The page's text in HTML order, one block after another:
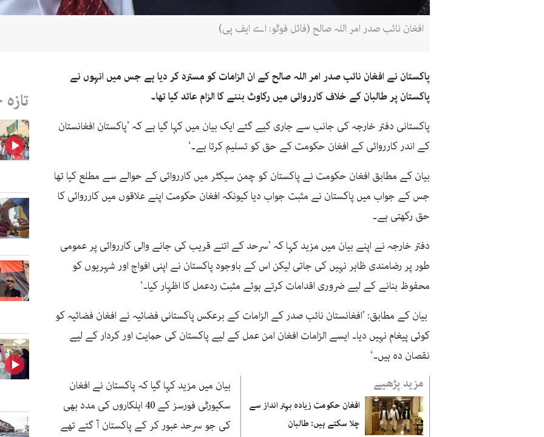
افغان نائب صدر امر اللہ صالح (فائل فوٹو: اے ایف پی)
پاکستان نے افغان نائب صدر امر اللہ صالح کے ان الزامات کو مسترد کر دیا ہے جس میں انہوں نے
پاکستان پر طالبان کے خلاف کارروائی میں رکاوٹ بننے کا الزام عائد کیا تھا۔
پاکستانی دفتر خارجہ کی جانب سے جاری کیے گئے ایک بیان میں کہا گیا ہے کہ ’پاکستان افغانستان
کے اندر کارروائی کے افغان حکومت کے حق کو تسلیم کرتا ہے۔‘
بیان کے مطابق افغان حکومت نے پاکستان کو چمن سیکٹر میں کارروائی کے حوالے سے مطلع کیا تھا
جس کے جواب میں پاکستان نے مثبت جواب دیا کیونکہ افغان حکومت اپنے علاقوں میں کارروائی کا
حق رکھتی ہے۔
دفتر خارجہ نے اپنے بیان میں مزید کہا کہ ’سرحد کے اتنے قریب کی جانے والی کارروائی پر عمومی
طور پر رضامندی ظاہر نہیں کی جاتی لیکن اس کے باوجود پاکستان نے اپنی افواج اور شہریوں کو
محفوظ بنانے کے لیے ضروری اقدامات کرتے ہوئے مثبت ردعمل کا اظہار کیا۔‘
بیان کے مطابق: ’افغانستان نائب صدر کے الزامات کے برعکس پاکستانی فضائیہ نے افغان فضائیہ کو
کوئی پیغام نہیں دیا۔ ایسے الزامات افغان امن عمل کے لیے پاکستان کی حمایت اور کردار کے لیے
نقصان دہ ہیں۔‘
مزید پڑھیے
افغان حکومت زیادہ بہتر انداز سے
چلا سکتے ہیں: طالبان
بیان میں مزید کہا گیا کہ پاکستان نے افغان
سکیورٹی فورسز کے 40 اہلکاروں کی مدد بھی
کی جو سرحد عبور کر کے پاکستان آ گئے تھے